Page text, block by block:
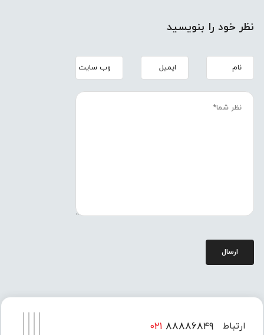
نظر خود را بنویسید
ارسال
ارتباط ۰۲۱ ۸۸۸۸۶۸۴۹